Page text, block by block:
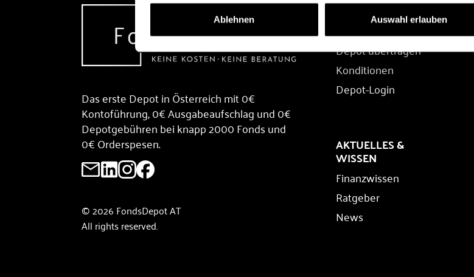
Ablehnen Auswahl erlauben
Das erste Depot in Österreich mit 0€
Kontoführung, 0€ Ausgabeaufschlag und 0€
Depotgebühren bei knapp 2000 Fonds und
0€ Orderspesen.
© 2026 FondsDepot AT
All rights reserved.
DEPOT
Depot übertragen
Konditionen
Depot-Login
AKTUELLES &
WISSEN
Finanzwissen
Ratgeber
News